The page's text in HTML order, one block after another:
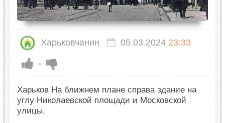
Харьковчанин 05.03.2024 23:33
-
Харьков На ближнем плане справа здание на
углу Николаевской площади и Московской
улицы.